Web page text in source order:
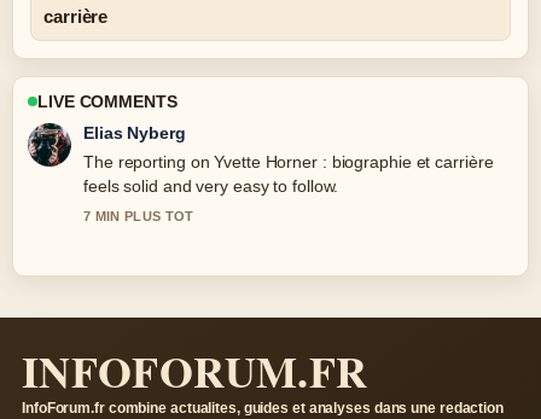
carrière
LIVE COMMENTS
Clara West
Good verification work around Philippe Claudel :
biographie, œuvres et vie.... More outlets should write
like this.
INFOFORUM.FR
InfoForum.fr combine actualites, guides et analyses dans une redaction